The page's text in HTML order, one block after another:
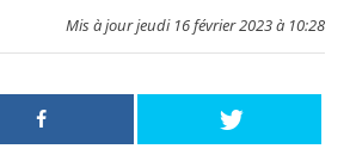
Mis à jour jeudi 16 février 2023 à 10:28